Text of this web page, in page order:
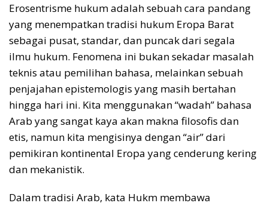
Erosentrisme hukum adalah sebuah cara pandang
yang menempatkan tradisi hukum Eropa Barat
sebagai pusat, standar, dan puncak dari segala
ilmu hukum. Fenomena ini bukan sekadar masalah
teknis atau pemilihan bahasa, melainkan sebuah
penjajahan epistemologis yang masih bertahan
hingga hari ini. Kita menggunakan “wadah” bahasa
Arab yang sangat kaya akan makna filosofis dan
etis, namun kita mengisinya dengan “air” dari
pemikiran kontinental Eropa yang cenderung kering
dan mekanistik.
Dalam tradisi Arab, kata Hukm membawa